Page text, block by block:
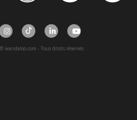
wandaloo.com - Tous droits réservés